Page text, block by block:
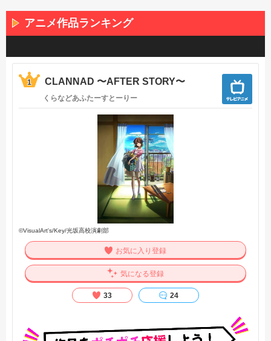
アニメ作品ランキング
1 CLANNAD 〜AFTER STORY〜
くらなどあふたーすとーりー
©VisualArt's/Key/光坂高校演劇部
お気に入り登録
気になる登録
33 24